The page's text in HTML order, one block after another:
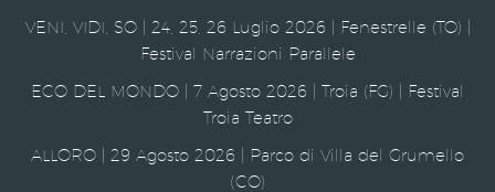
VENI, VIDI, SO | 24, 25, 26 Luglio 2026 | Fenestrelle (TO) |
Festival Narrazioni Parallele
ECO DEL MONDO | 7 Agosto 2026 | Troia (FG) | Festival
Troia Teatro
ALLORO | 29 Agosto 2026 | Parco di Villa del Grumello
(CO)